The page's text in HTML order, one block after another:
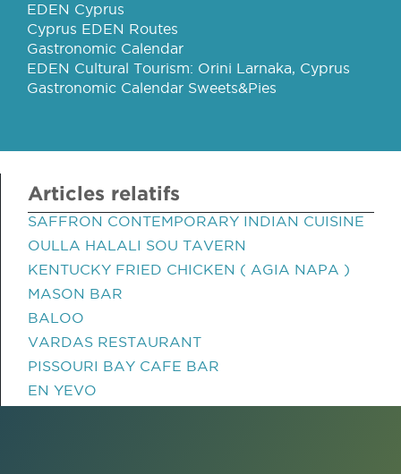
EDEN Cyprus
Cyprus EDEN Routes
Gastronomic Calendar
EDEN Cultural Tourism: Orini Larnaka, Cyprus
Gastronomic Calendar Sweets&Pies
Articles relatifs
SAFFRON CONTEMPORARY INDIAN CUISINE
OULLA HALALI SOU TAVERN
KENTUCKY FRIED CHICKEN ( AGIA NAPA )
MASON BAR
BALOO
VARDAS RESTAURANT
PISSOURI BAY CAFE BAR
EN YEVO